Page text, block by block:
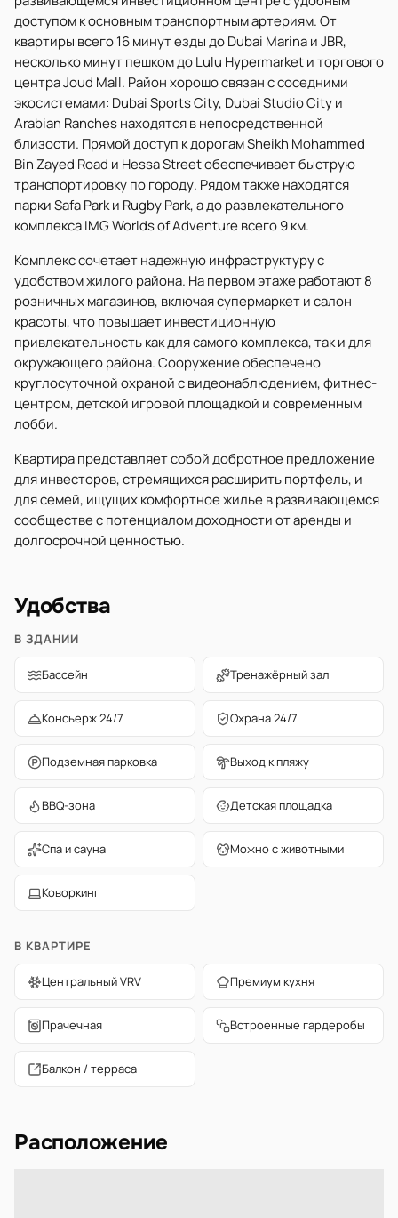
доступом к основным транспортным артериям. От
квартиры всего 16 минут езды до Dubai Marina и JBR,
несколько минут пешком до Lulu Hypermarket и торгового
центра Joud Mall. Район хорошо связан с соседними
экосистемами: Dubai Sports City, Dubai Studio City и
Arabian Ranches находятся в непосредственной
близости. Прямой доступ к дорогам Sheikh Mohammed
Bin Zayed Road и Hessa Street обеспечивает быструю
транспортировку по городу. Рядом также находятся
парки Safa Park и Rugby Park, а до развлекательного
комплекса IMG Worlds of Adventure всего 9 км.
Комплекс сочетает надежную инфраструктуру с
удобством жилого района. На первом этаже работают 8
розничных магазинов, включая супермаркет и салон
красоты, что повышает инвестиционную
привлекательность как для самого комплекса, так и для
окружающего района. Сооружение обеспечено
круглосуточной охраной с видеонаблюдением, фитнес-
центром, детской игровой площадкой и современным
лобби.
Квартира представляет собой добротное предложение
для инвесторов, стремящихся расширить портфель, и
для семей, ищущих комфортное жилье в развивающемся
сообществе с потенциалом доходности от аренды и
долгосрочной ценностью.
Удобства
В ЗДАНИИ
Бассейн Тренажёрный зал
Консьерж 24/7 Охрана 24/7
Подземная парковка Выход к пляжу
BBQ-зона Детская площадка
Спа и сауна Можно с животными
Коворкинг
В КВАРТИРЕ
Центральный VRV Премиум кухня
Прачечная Встроенные гардеробы
Балкон / терраса
Расположение